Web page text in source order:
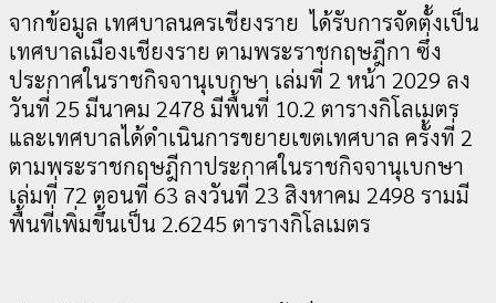
จากข้อมูล เทศบาลนครเชียงราย ได้รับการจัดตั้งเป็น
เทศบาลเมืองเชียงราย ตามพระราชกฤษฎีกา ซึ่ง
ประกาศในราชกิจจานุเบกษา เล่มที่ 2 หน้า 2029 ลง
วันที่ 25 มีนาคม 2478 มีพื้นที่ 10.2 ตารางกิโลเมตร
และเทศบาลได้ดำเนินการขยายเขตเทศบาล ครั้งที่ 2
ตามพระราชกฤษฎีกาประกาศในราชกิจจานุเบกษา
เล่มที่ 72 ตอนที่ 63 ลงวันที่ 23 สิงหาคม 2498 รามมี
พื้นที่เพิ่มขึ้นเป็น 2.6245 ตารางกิโลเมตร